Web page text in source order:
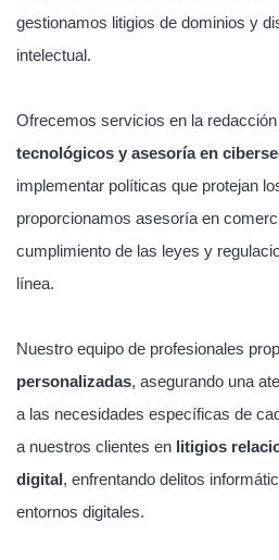
gestionamos litigios de dominios y
intelectual.
Ofrecemos servicios en la
tecnológicos y asesoría en
implementar políticas que protejan
proporcionamos asesoría en
cumplimiento de las leyes y
línea.
Nuestro equipo de profesionales
personalizadas, asegurando una
a las necesidades específicas de
a nuestros clientes en litigios
digital, enfrentando delitos
entornos digitales.